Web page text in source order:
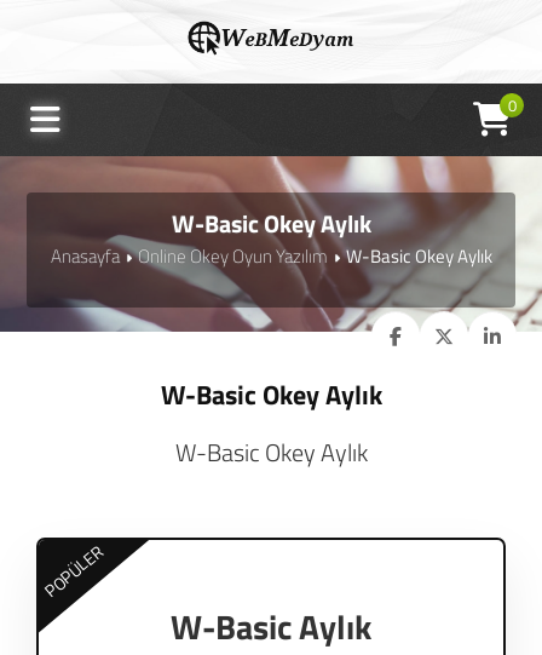
0
W-Basic Okey Aylık
Anasayfa Online Okey Oyun Yazılım W-Basic Okey Aylık
W-Basic Okey Aylık
W-Basic Okey Aylık
POPÜLER
W-Basic Aylık